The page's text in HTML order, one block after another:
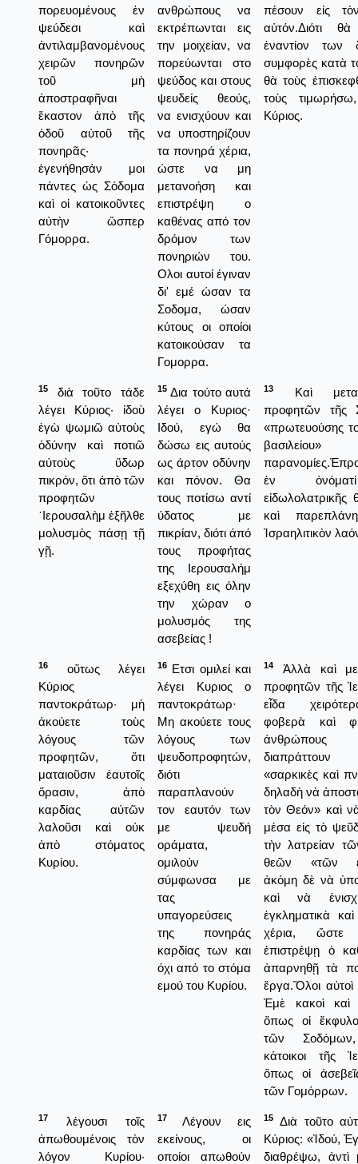
πορευομένους ἐν
ψεύδεσι καὶ
ἀντιλαμβανομένους
χειρῶν πονηρῶν
τοῦ μὴ
ἀποστραφῆναι
ἕκαστον ἀπὸ τῆς
ὁδοῦ αὐτοῦ τῆς
πονηρᾶς·
ἐγενήθησάν μοι
πάντες ὡς Σόδομα
καὶ οἱ κατοικοῦντες
αὐτὴν ὥσπερ
Γόμορρα.
ανθρώπους να
εκτρέπωνται εις
την μοιχείαν, να
πορεύωνται στο
ψεύδος και στους
ψευδείς θεούς,
να ενισχύουν και
να υποστηρίζουν
τα πονηρά χέρια,
ώστε να μη
μετανοήση και
επιστρέψη ο
καθένας από τον
δρόμον των
πονηριών του.
Ολοι αυτοί έγιναν
δι' εμέ ώσαν τα
Σοδομα, ώσαν
κύτους οι οποίοι
κατοικούσαν τα
Γομορρα.
πέσουν εἰς
αὐτόν.Διότι
ἐναντίον των
συμφορὲς κατὰ
θὰ τοὺς
τοὺς
Κύριος.
15
διὰ τοῦτο τάδε
λέγει Κύριος· ἰδοὺ
ἐγὼ ψωμιῶ αὐτοὺς
ὀδύνην καὶ ποτιῶ
αὐτοὺς ὕδωρ
πικρόν, ὅτι ἀπὸ τῶν
προφητῶν
῾Ιερουσαλὴμ ἐξῆλθε
μολυσμὸς πάσῃ τῇ
γῇ.
15 Δια τούτο αυτά
λέγει ο Κυριος·
Ιδού, εγώ θα
δώσω εις αυτούς
ως άρτον οδύνην
και πόνον. Θα
τους ποτίσω αντί
ύδατος με
πικρίαν, διότι άπό
τους προφήτας
της Ιερουσαλήμ
εξεχύθη εις όλην
την χώραν ο
μολυσμός της
ασεβείας !
13
Καὶ
προφητῶν τῆς
«πρωτευούσης
ἐν
εἰδωλολατρικῆς
καὶ
Ἰσραηλιτικὸν
16
οὕτως λέγει
Κύριος
παντοκράτωρ· μὴ
ἀκούετε τοὺς
λόγους τῶν
προφητῶν, ὅτι
ματαιοῦσιν ἑαυτοῖς
ὅρασιν, ἀπὸ
καρδίας αὐτῶν
λαλοῦσι καὶ οὐκ
ἀπὸ στόματος
Κυρίου.
16 Ετσι ομιλεί και
λέγει Κυριος ο
παντοκράτωρ·
Μη ακούετε τους
λόγους των
ψευδοπροφητών,
διότι
παραπλανούν
τον εαυτόν των
με ψευδή
οράματα,
ομιλούν
σύμφωνσα με
τας
υπαγορεύσεις
της πονηράς
καρδίας των και
όχι από το στόμα
εμού του Κυρίου.
14
Ἀλλὰ καὶ
προφητῶν τῆς
εἶδα
φοβερὰ καὶ
διαπράττουν
«σαρκικὲς καὶ
δηλαδὴ νὰ
τὸν Θεόν» καὶ
μέσα εἰς τὸ
τὴν λατρείαν
θεῶν «τῶν
ἀκόμη δὲ νὰ
καὶ νὰ
ἐγκληματικὰ
χέρια,
ἐπιστρέψῃ ὁ
ἀπαρνηθῇ τὰ
ἔργα.Ὅλοι αὐτοὶ
Ἐμὲ κακοὶ καὶ
ὅπως οἱ
τῶν
κάτοικοι τῆς
ὅπως οἱ
τῶν Γομόρρων.
17
λέγουσι τοῖς
ἀπωθουμένοις τὸν
λόγον Κυρίου·
17
Λέγουν εις
εκείνους, οι
οποίοι απωθούν
15
Διὰ τοῦτο
Κύριος: «Ἰδού,
διαθρέψω, ἀντὶ